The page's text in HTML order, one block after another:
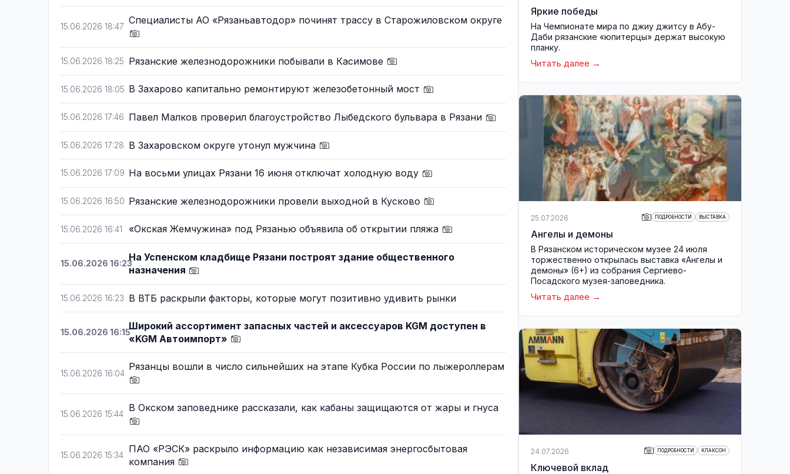
15.06.2026 18:47
Специалисты АО «Рязаньавтодор» починят трассу в Старожиловском округе
15.06.2026 18:25 Рязанские железнодорожники побывали в Касимове
15.06.2026 18:05 В Захарово капитально ремонтируют железобетонный мост
15.06.2026 17:46 Павел Малков проверил благоустройство Лыбедского бульвара в Рязани
15.06.2026 17:28 В Захаровском округе утонул мужчина
15.06.2026 17:09 На восьми улицах Рязани 16 июня отключат холодную воду
15.06.2026 16:50 Рязанские железнодорожники провели выходной в Кусково
15.06.2026 16:41 «Окская Жемчужина» под Рязанью объявила об открытии пляжа
15.06.2026 16:23
На Успенском кладбище Рязани построят здание общественного
назначения
15.06.2026 16:23 В ВТБ раскрыли факторы, которые могут позитивно удивить рынки
15.06.2026 16:15
Широкий ассортимент запасных частей и аксессуаров KGM доступен в
«KGM Автоимпорт»
15.06.2026 16:04
Рязанцы вошли в число сильнейших на этапе Кубка России по лыжероллерам
15.06.2026 15:44
В Окском заповеднике рассказали, как кабаны защищаются от жары и гнуса
15.06.2026 15:34
ПАО «РЭСК» раскрыло информацию как независимая энергосбытовая
компания
Яркие победы
На Чемпионате мира по джиу джитсу в Абу-
Даби рязанские «юпитерцы» держат высокую
планку.
Читать далее
25.07.2026 ПОДРОБНОСТИ ВЫСТАВКА
Ангелы и демоны
В Рязанском историческом музее 24 июля
торжественно открылась выставка «Ангелы и
демоны» (6+) из собрания Сергиево-
Посадского музея-заповедника.
Читать далее
24.07.2026 ПОДРОБНОСТИ КЛАКСОН
Ключевой вклад